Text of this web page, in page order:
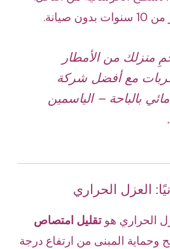
صيانة.
منزلك من الأمطار
مع أفضل شركة
بالباحة – الياسمين
العزل الحراري
الحراري هوتقليل امتصاص
المبنى من ارتفاع درجة